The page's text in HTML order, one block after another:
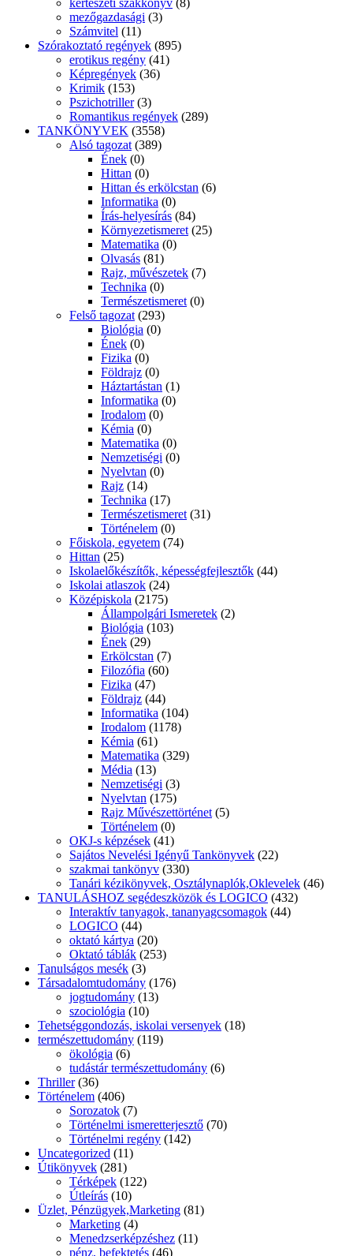
kertészeti szakkönyv (8)
mezőgazdasági (3)
Számvitel (11)
Szórakoztató regények (895)
erotikus regény (41)
Képregények (36)
Krimik (153)
Pszichotriller (3)
Romantikus regények (289)
TANKÖNYVEK (3558)
Alsó tagozat (389)
Ének (0)
Hittan (0)
Hittan és erkölcstan (6)
Informatika (0)
Írás-helyesírás (84)
Környezetismeret (25)
Matematika (0)
Olvasás (81)
Rajz, művészetek (7)
Technika (0)
Természetismeret (0)
Felső tagozat (293)
Biológia (0)
Ének (0)
Fizika (0)
Földrajz (0)
Háztartástan (1)
Informatika (0)
Irodalom (0)
Kémia (0)
Matematika (0)
Nemzetiségi (0)
Nyelvtan (0)
Rajz (14)
Technika (17)
Természetismeret (31)
Történelem (0)
Főiskola, egyetem (74)
Hittan (25)
Iskolaelőkészítők, képességfejlesztők (44)
Iskolai atlaszok (24)
Középiskola (2175)
Állampolgári Ismeretek (2)
Biológia (103)
Ének (29)
Erkölcstan (7)
Filozófia (60)
Fizika (47)
Földrajz (44)
Informatika (104)
Irodalom (1178)
Kémia (61)
Matematika (329)
Média (13)
Nemzetiségi (3)
Nyelvtan (175)
Rajz Művészettörténet (5)
Történelem (0)
OKJ-s képzések (41)
Sajátos Nevelési Igényű Tankönyvek (22)
szakmai tankönyv (330)
Tanári kézikönyvek, Osztálynaplók,Oklevelek (46)
TANULÁSHOZ segédeszközök és LOGICO (432)
Interaktív tanyagok, tananyagcsomagok (44)
LOGICO (44)
oktató kártya (20)
Oktató táblák (253)
Tanulságos mesék (3)
Társadalomtudomány (176)
jogtudomány (13)
szociológia (10)
Tehetséggondozás, iskolai versenyek (18)
természettudomány (119)
ökológia (6)
tudástár természettudomány (6)
Thriller (36)
Történelem (406)
Sorozatok (7)
Történelmi ismeretterjesztő (70)
Történelmi regény (142)
Uncategorized (11)
Útikönyvek (281)
Térképek (122)
Útleírás (10)
Üzlet, Pénzügyek,Marketing (81)
Marketing (4)
Menedzserképzéshez (11)
pénz, befektetés (46)